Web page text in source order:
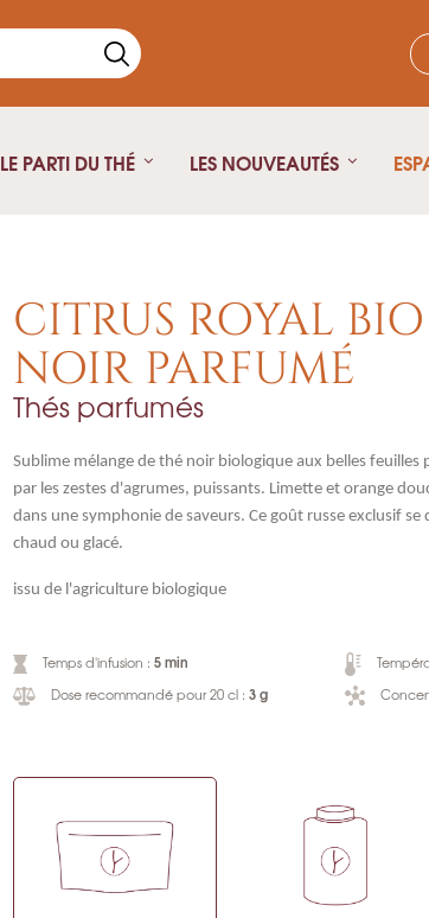
LE PARTI DU THÉ LES NOUVEAUTÉS
CITRUS ROYAL
NOIR PARFUMÉ
Thés parfumés
Sublime mélange de thé noir biologique aux belles feuilles
par les zestes d'agrumes, puissants. Limette et orange
dans une symphonie de saveurs. Ce goût russe exclusif
chaud ou glacé.
issu de l'agriculture biologique
Temps d'infusion : 5 min
Dose recommandé pour 20 cl : 3 g